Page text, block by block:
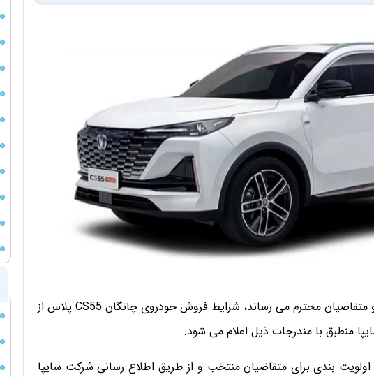
به اطلاع نمایندگیها بازاریابی و فروش و متقاضیان محترم می رساند، شرایط فروش خودروی چانگان CS55 پلاس از
منطبق با مندرجات ذیل اعلام می شود.
بندی برای متقاضیان منتخب و از طریق اطلاع رسانی شرکت سایپا